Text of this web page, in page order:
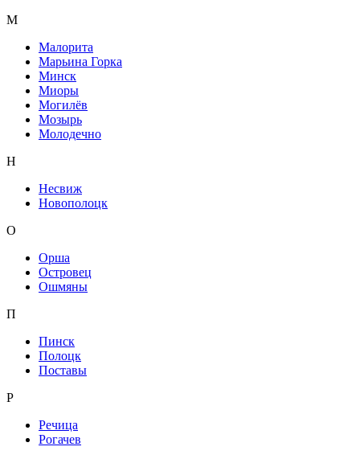
М
Малорита
Марьина Горка
Минск
Миоры
Могилёв
Мозырь
Молодечно
Н
Несвиж
Новополоцк
О
Орша
Островец
Ошмяны
П
Пинск
Полоцк
Поставы
Р
Речица
Рогачев